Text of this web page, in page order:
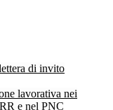
di invito
lavorativa nei
e nel PNC